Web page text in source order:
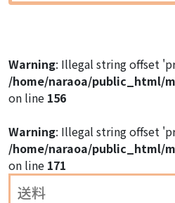
Warning: Illegal string offset
/home/naraoa/public_html/
on line 156
Warning: Illegal string offset
/home/naraoa/public_html/
on line 171
送料